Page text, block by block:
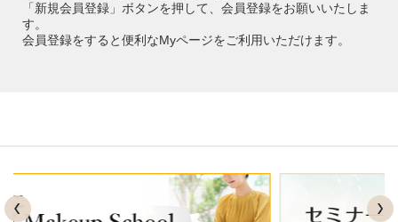
「新規会員登録」ボタンを押して、会員登録をお願いいたしま
す。
会員登録をすると便利なMyページをご利用いただけます。